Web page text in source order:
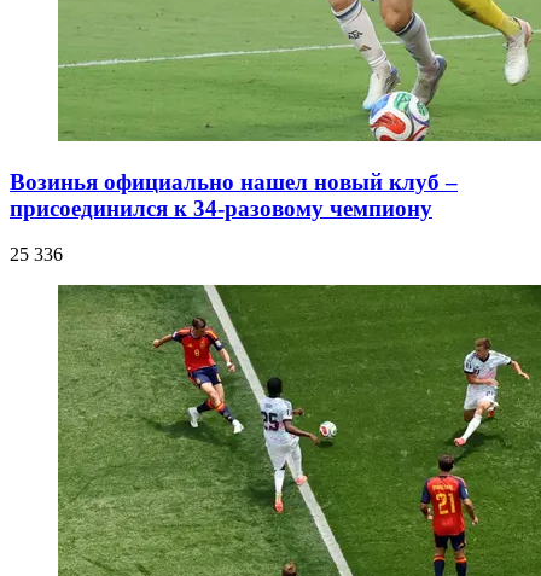
Возинья официально нашел новый клуб –
присоединился к 34-разовому чемпиону
25 336